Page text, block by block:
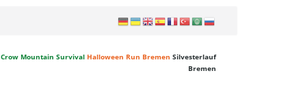
Crow Mountain Survival Halloween Run Bremen Silvesterlauf
Bremen